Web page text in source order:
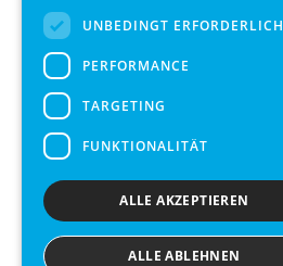
UNBEDINGT ERFORDERLICH
PERFORMANCE
TARGETING
FUNKTIONALITÄT
ALLE AKZEPTIEREN
ALLE ABLEHNEN